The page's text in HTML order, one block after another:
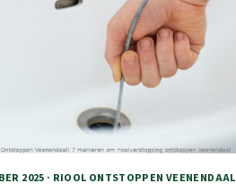
2025 · RIOOL ONTSTOPPEN VEENENDAAL